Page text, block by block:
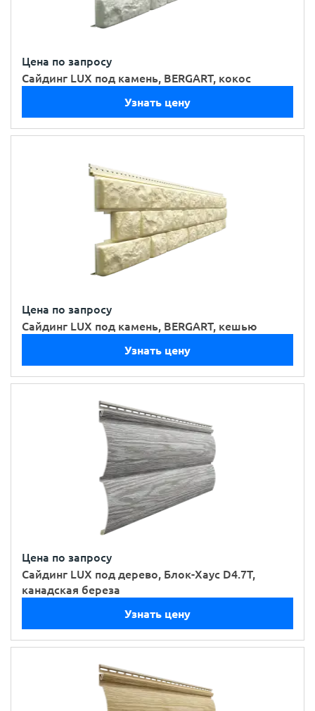
Цена по запросу
Сайдинг LUX под камень, BERGART, кокос
Узнать цену
Цена по запросу
Сайдинг LUX под камень, BERGART, кешью
Узнать цену
Цена по запросу
Сайдинг LUX под дерево, Блок-Хаус D4.7T,
канадская береза
Узнать цену